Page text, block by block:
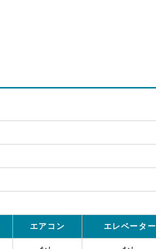
エアコン エレベーター